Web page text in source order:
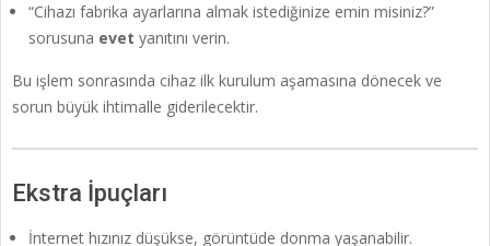
“Cihazı fabrika ayarlarına almak istediğinize emin misiniz?”
sorusuna evet yanıtını verin.
Bu işlem sonrasında cihaz ilk kurulum aşamasına dönecek ve
sorun büyük ihtimalle giderilecektir.
Ekstra İpuçları
İnternet hızınız düşükse, görüntüde donma yaşanabilir.